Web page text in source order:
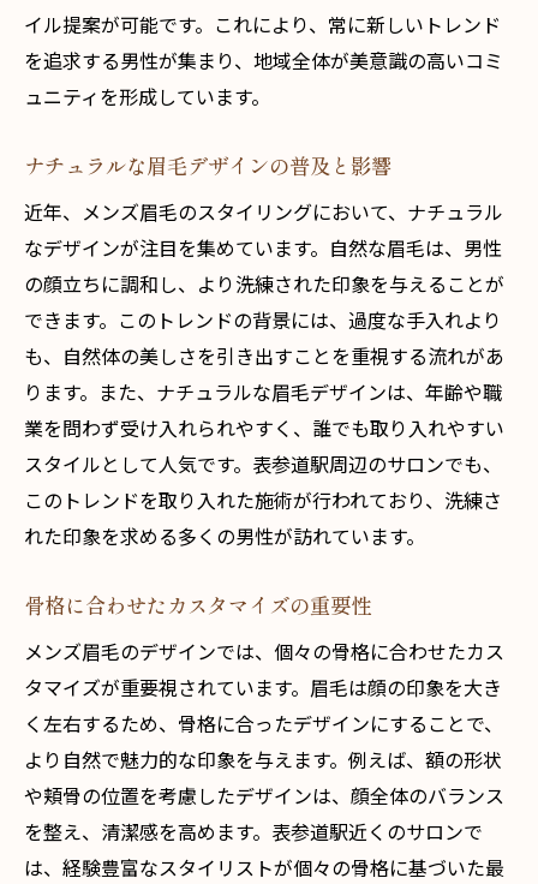
トレンドを牽引する表参道の魅力
男性美容意識の高まりと眉毛の関係
多様なスタイルが楽しめる理由
プロに任せる安心感と満足度
口コミで広がる表参道の人気サロン
第一印象を左右するメンズ眉毛デザインの重要
性
眉毛が与える印象と心理効果
ビジネスシーンでの好印象を目指して
デザインが変える人間関係の構築
眉毛整形が持つコミュニケーション効果
個性を活かす眉毛デザインの選択
身近な人の反応と変化
トーリー
初めての眉毛ケア体験記
プロ施術での驚きの仕上がり
サロン選びのポイントと口コミ
施術前後のビフォーアフター
お客様の声から学ぶ満足度
変身後のライフスタイルの変化
イル提案が可能です。これにより、常に新しいトレンド
を追求する男性が集まり、地域全体が美意識の高いコミ
ュニティを形成しています。
ナチュラルな眉毛デザインの普及と影響
近年、メンズ眉毛のスタイリングにおいて、ナチュラル
なデザインが注目を集めています。自然な眉毛は、男性
の顔立ちに調和し、より洗練された印象を与えることが
できます。このトレンドの背景には、過度な手入れより
も、自然体の美しさを引き出すことを重視する流れがあ
ります。また、ナチュラルな眉毛デザインは、年齢や職
業を問わず受け入れられやすく、誰でも取り入れやすい
スタイルとして人気です。表参道駅周辺のサロンでも、
このトレンドを取り入れた施術が行われており、洗練さ
れた印象を求める多くの男性が訪れています。
骨格に合わせたカスタマイズの重要性
メンズ眉毛のデザインでは、個々の骨格に合わせたカス
タマイズが重要視されています。眉毛は顔の印象を大き
く左右するため、骨格に合ったデザインにすることで、
より自然で魅力的な印象を与えます。例えば、額の形状
や頬骨の位置を考慮したデザインは、顔全体のバランス
を整え、清潔感を高めます。表参道駅近くのサロンで
は、経験豊富なスタイリストが個々の骨格に基づいた最